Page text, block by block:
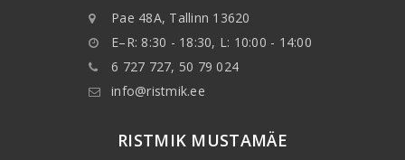
Pae 48A, Tallinn 13620
E–R: 8:30 - 18:30, L: 10:00 - 14:00
6 727 727, 50 79 024
info@ristmik.ee
RISTMIK MUSTAMÄE